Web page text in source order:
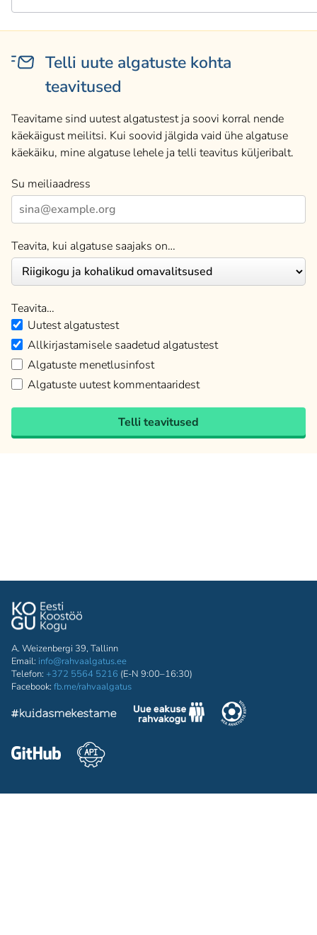
Telli uute algatuste kohta
teavitused
Teavitame sind uutest algatustest ja soovi korral nende
käekäigust meilitsi. Kui soovid jälgida vaid ühe algatuse
käekäiku, mine algatuse lehele ja telli teavitus küljeribalt.
Su meiliaadress
Teavita, kui algatuse saajaks on…
Teavita…
Uutest algatustest
Allkirjastamisele saadetud algatustest
Algatuste menetlusinfost
Algatuste uutest kommentaaridest
Telli teavitused
A. Weizenbergi 39, Tallinn
Email: info@rahvaalgatus.ee
Telefon: +372 5564 5216 (E-N 9:00–16:30)
Facebook: fb.me/rahvaalgatus